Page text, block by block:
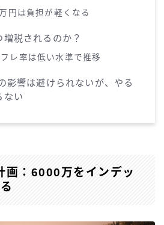
円は負担が軽くなる
増税されるのか？
レ率は低い水準で推移
影響は避けられないが、やる
ない
画：6000万をインデッ